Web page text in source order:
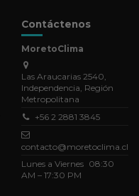
Contáctenos
MoretoClima
Las Araucarias 2540,
Independencia, Región
Metropolitana
+56 2 2881 3845
contacto@moretoclima.cl
Lunes a Viernes 08:30
AM – 17:30 PM